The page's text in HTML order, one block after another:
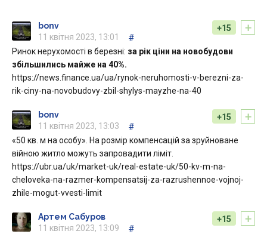
+
+15
bonv
11 квітня 2023, 13:01
#
Ринок нерухомості в березні: за рік ціни на новобудови
збільшились майже на 40%.
https://news.finance.ua/ua/rynok-neruhomosti-v-berezni-za-
rik-ciny-na-novobudovy-zbil-shylys-mayzhe-na-40
+
+15
bonv
11 квітня 2023, 13:03
#
«50 кв. м на особу». На розмір компенсацій за зруйноване
війною житло можуть запровадити ліміт.
https://ubr.ua/uk/market-uk/real-estate-uk/50-kv-m-na-
cheloveka-na-razmer-kompensatsij-za-razrushennoe-vojnoj-
zhile-mogut-vvesti-limit
+
+15
Артем Сабуров
11 квітня 2023, 13:09
#